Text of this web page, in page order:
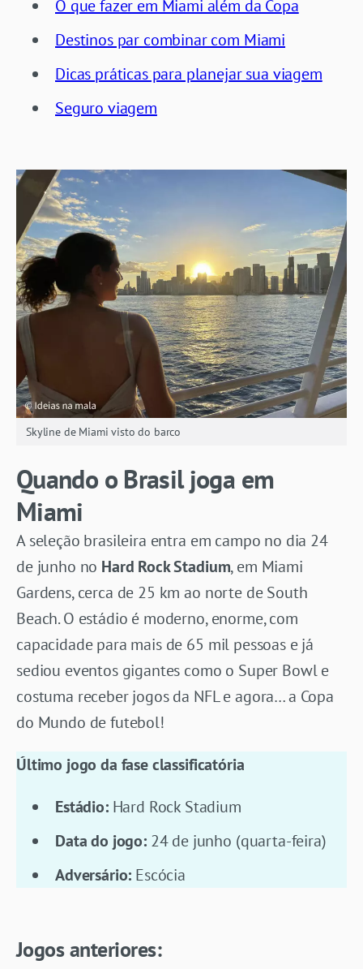
O que fazer em Miami além da Copa
Destinos par combinar com Miami
Dicas práticas para planejar sua viagem
Seguro viagem
Skyline de Miami visto do barco
Quando o Brasil joga em
Miami
A seleção brasileira entra em campo no dia 24
de junho no Hard Rock Stadium, em Miami
Gardens, cerca de 25 km ao norte de South
Beach. O estádio é moderno, enorme, com
capacidade para mais de 65 mil pessoas e já
sediou eventos gigantes como o Super Bowl e
costuma receber jogos da NFL e agora… a Copa
do Mundo de futebol!
Último jogo da fase classificatória
Estádio:Hard Rock Stadium
Data do jogo: 24 de junho (quarta-feira)
Adversário: Escócia
Jogos anteriores: